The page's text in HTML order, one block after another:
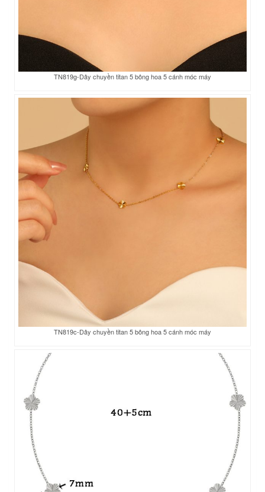
TN819g-Dây chuyền titan 5 bông hoa 5 cánh móc máy
TN819c-Dây chuyền titan 5 bông hoa 5 cánh móc máy